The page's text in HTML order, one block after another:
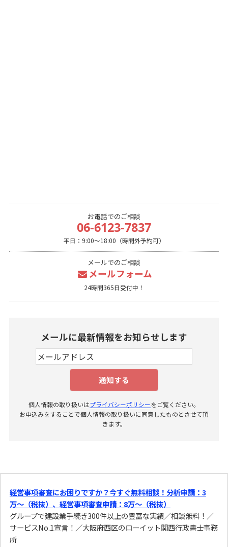
お電話でのご相談
06-6123-7837
平日：9:00～18:00（時間外予約可）
メールでのご相談
メールフォーム
24時間365日受付中！
個人情報の取り扱いはプライバシーポリシーをご覧ください。
お申込みをすることで個人情報の取り扱いに同意したものとさせて頂
きます。
経営事項審査にお困りですか？今すぐ無料相談！分析申請：3
万〜（税抜）、経営事項審査申請：8万〜（税抜）
グループで建設業手続き300件以上の豊富な実績／相談無料！／
サービスNo.1宣言！／大阪府西区のローイット関西行政書士事務
所